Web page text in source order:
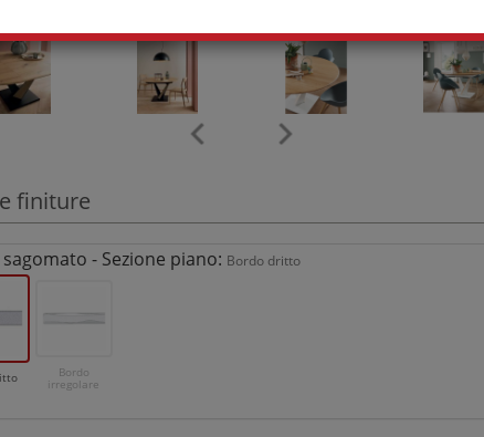
finiture
- Sezione piano: Bordo dritto
Bordo
irregolare